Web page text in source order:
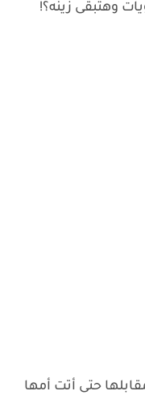
وهتبقى زينه؟!
حتى أتت أمها